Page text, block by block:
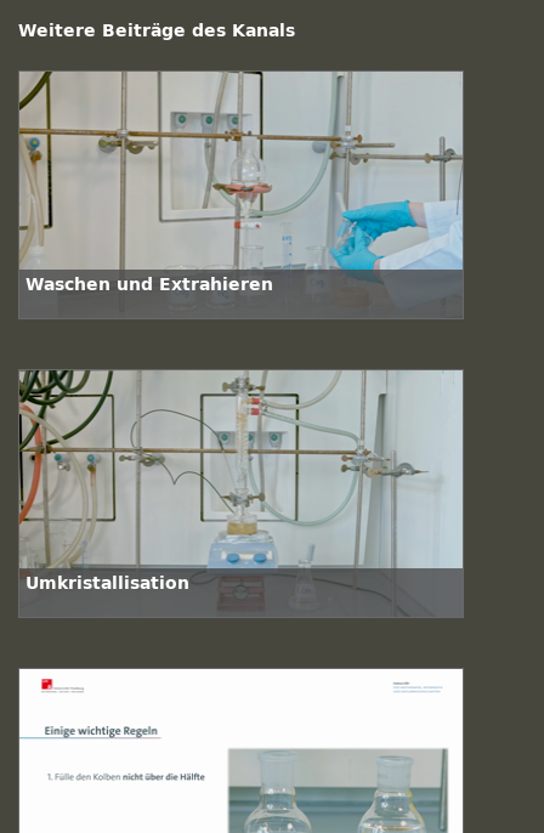
Weitere Beiträge des Kanals
Waschen und Extrahieren
Umkristallisation